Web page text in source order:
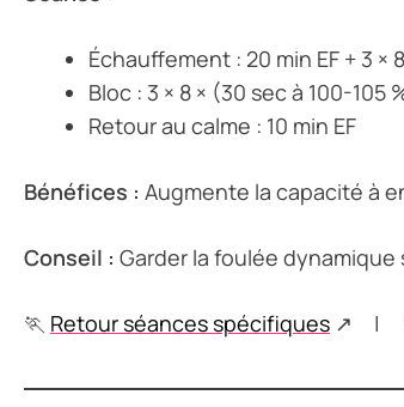
Échauffement : 20 min EF + 3
Bloc : 3 × 8 × (30 sec à 100-
Retour au calme : 10 min EF
Bénéfices : Augmente la capacité à
Conseil : Garder la foulée dynamique
🏃 Retour séances spécifiques ↗ |